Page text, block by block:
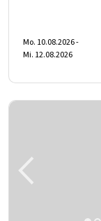
Mo. 10.08.2026 -
Mi. 12.08.2026